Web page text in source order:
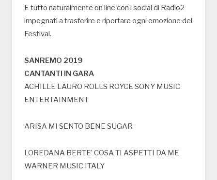
E tutto naturalmente on line con i social di Radio2
impegnati a trasferire e riportare ogni emozione del
Festival.
SANREMO 2019
CANTANTI IN GARA
ACHILLE LAURO ROLLS ROYCE SONY MUSIC
ENTERTAINMENT
ARISA MI SENTO BENE SUGAR
LOREDANA BERTE’ COSA TI ASPETTI DA ME
WARNER MUSIC ITALY